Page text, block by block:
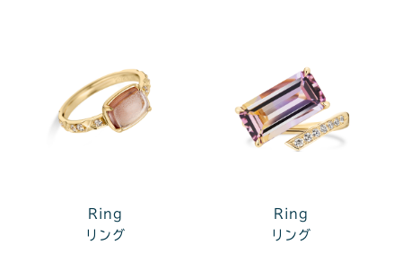
Ring
リング
Ring
リング